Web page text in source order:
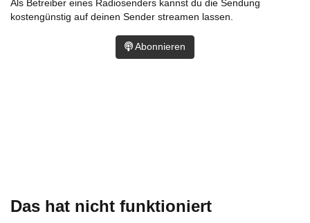
Das hat nicht funktioniert
Als Betreiber eines Radiosenders kannst du die Sendung
kostengünstig auf deinen Sender streamen lassen.
Abonnieren